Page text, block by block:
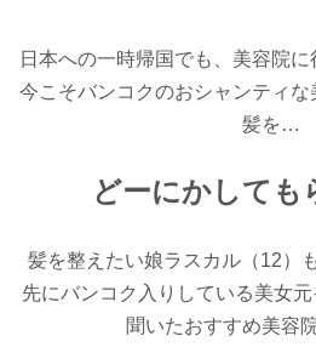
日本への一時帰国でも、美容院に
今こそバンコクのおシャンティ
髪を…
どーにかしても
髪を整えたい娘ラスカル（12）
先にバンコク入りしている美女
聞いたおすすめ美容